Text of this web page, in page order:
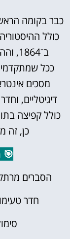
כבר בקומה
כולל
ב־1864, וההתפתחות של המותג לאורך השנים.
ככל
מסכים
דיגיטליים,
כולל קפיצה
כן, זה
🎯
הסברים
חדר